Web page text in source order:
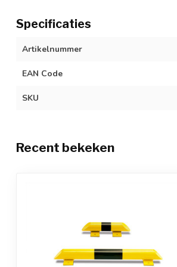
Specificaties
Artikelnummer
EAN Code
SKU
Recent bekeken